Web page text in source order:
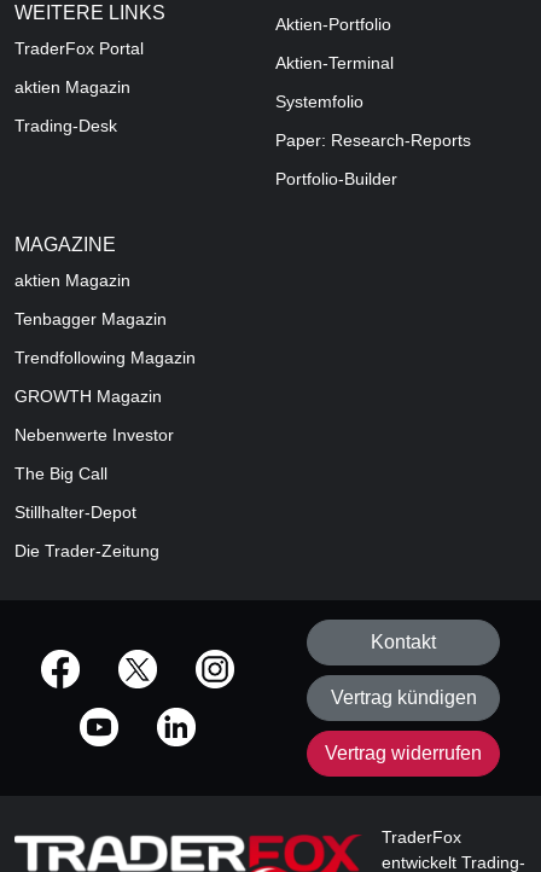
WEITERE LINKS
TraderFox Portal
aktien Magazin
Trading-Desk
Aktien-Portfolio
Aktien-Terminal
Systemfolio
Paper: Research-Reports
Portfolio-Builder
MAGAZINE
aktien Magazin
Tenbagger Magazin
Trendfollowing Magazin
GROWTH Magazin
Nebenwerte Investor
The Big Call
Stillhalter-Depot
Die Trader-Zeitung
offizielle Social Media-Accounts
Kontakt
Vertrag kündigen
Vertrag widerrufen
TraderFox
entwickelt Trading-